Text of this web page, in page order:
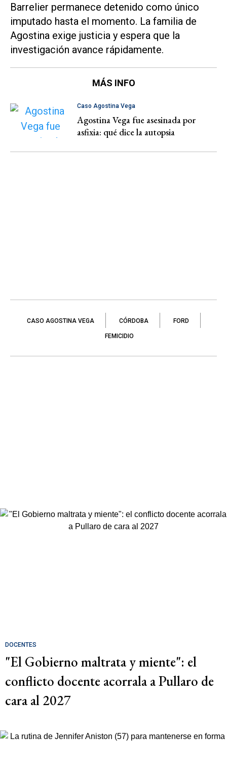
Barrelier permanece detenido como único
imputado hasta el momento. La familia de
Agostina exige justicia y espera que la
investigación avance rápidamente.
MÁS INFO
Caso Agostina Vega
Agostina Vega fue asesinada por
asfixia: qué dice la autopsia
CASO AGOSTINA VEGA CÓRDOBA FORD
FEMICIDIO
DOCENTES
"El Gobierno maltrata y miente": el
conflicto docente acorrala a Pullaro de
cara al 2027